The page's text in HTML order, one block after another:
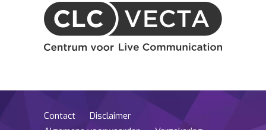
Contact
Disclaimer